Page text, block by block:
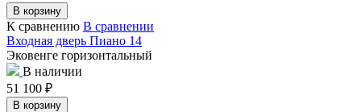
В корзину
К сравнению В сравнении
Входная дверь Пиано 14
Эковенге горизонтальный
В наличии
51 100 ₽
В корзину